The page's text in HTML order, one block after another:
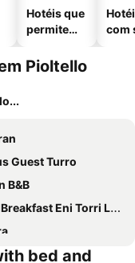
Hotéis que
permitem
com
Pioltello
Guest Turro
B&B
Eni Torri Lombarde San Donato BBqueen
B&Bbed and